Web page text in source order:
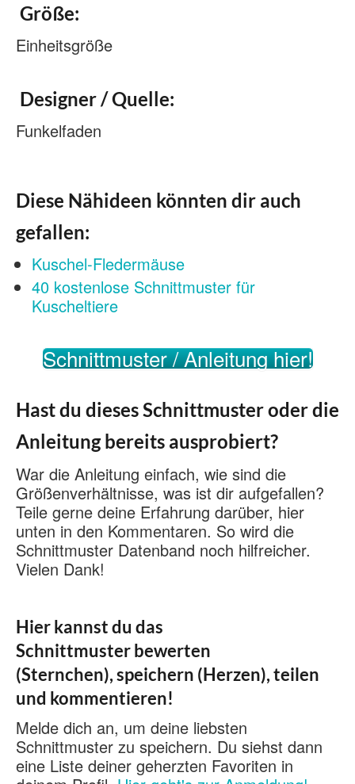
Größe:
Einheitsgröße
Designer / Quelle:
Funkelfaden
Diese Nähideen könnten dir auch
gefallen:
Kuschel-Fledermäuse
40 kostenlose Schnittmuster für
Kuscheltiere
Schnittmuster / Anleitung hier!
Hast du dieses Schnittmuster oder die
Anleitung bereits ausprobiert?
War die Anleitung einfach, wie sind die
Größenverhältnisse, was ist dir aufgefallen?
Teile gerne deine Erfahrung darüber, hier
unten in den Kommentaren. So wird die
Schnittmuster Datenband noch hilfreicher.
Vielen Dank!
Hier kannst du das
Schnittmuster bewerten
(Sternchen), speichern (Herzen), teilen
und kommentieren!
Melde dich an, um deine liebsten
Schnittmuster zu speichern. Du siehst dann
eine Liste deiner geherzten Favoriten in